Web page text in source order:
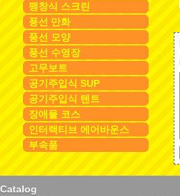
팽창식 스크린
풍선 만화
풍선 모양
풍선 수영장
고무보트
공기주입식 SUP
공기주입식 텐트
장애물 코스
인터랙티브 에어바운스
부속품
Catalog